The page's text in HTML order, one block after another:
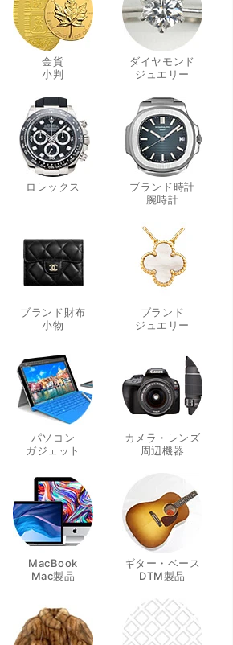
金貨
小判
ダイヤモンド
ジュエリー
ロレックス
ブランド時計
腕時計
ブランド財布
小物
ブランド
ジュエリー
パソコン
ガジェット
カメラ・レンズ
周辺機器
MacBook
Mac製品
ギター・ベース
DTM製品